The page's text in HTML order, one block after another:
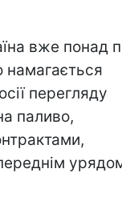
вже понад
намагається
перегляду
паливо,